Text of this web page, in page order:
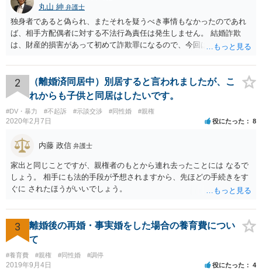
丸山 紳 弁護士
独身者であると偽られ、またそれを疑うべき事情もなかったのであれ
ば、相手方配偶者に対する不法行為責任は発生しません。 結婚詐欺
は、財産的損害があって初めて詐欺罪になるので、今回は該当しませ
であることを知っていれば交際しなかったといえる場合に、慰謝料請
求が可能です。 LINEなどで、結婚を当然の前提にした関係だったこと
を立証できる場合は、請求は可能と考えます。
2
（離婚済同居中）別居すると言われましたが、こ
れからも子供と同居はしたいです。
#DV・暴力 #不起訴 #示談交渉 #同性婚 #親権
2020年2月7日 役にたった 8
内藤 政信 弁護士
家出と同じことですが、親権者のもとから連れ去ったことには なるで
しょう。 相手にも法的手段が予想されますから、先ほどの手続きをす
ぐに されたほうがいいでしょう。
3
離婚後の再婚・事実婚をした場合の養育費につい
て
#養育費 #親権 #同性婚 #調停
2019年9月4日 役にたった 4